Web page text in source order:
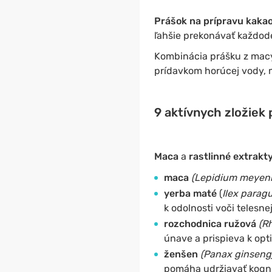
Prášok na prípravu
ľahšie prekonávať
Kombinácia prášku z
prídavkom horúcej vody,
9 aktívnych zložiek
Macaa rastlinné
maca (Lepidium
yerba maté(Ilex
k odolnosti voči
rozchodnica ružová
únave a prispieva k
ženšen (Panax
pomáha udržiavať